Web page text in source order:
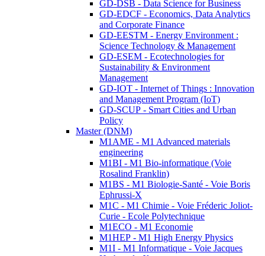
GD-DSB - Data Science for Business
GD-EDCF - Economics, Data Analytics
and Corporate Finance
GD-EESTM - Energy Environment :
Science Technology & Management
GD-ESEM - Ecotechnologies for
Sustainability & Environment
Management
GD-IOT - Internet of Things : Innovation
and Management Program (IoT)
GD-SCUP - Smart Cities and Urban
Policy
Master (DNM)
M1AME - M1 Advanced materials
engineering
M1BI - M1 Bio-informatique (Voie
Rosalind Franklin)
M1BS - M1 Biologie-Santé - Voie Boris
Ephrussi-X
M1C - M1 Chimie - Voie Fréderic Joliot-
Curie - Ecole Polytechnique
M1ECO - M1 Economie
M1HEP - M1 High Energy Physics
M1I - M1 Informatique - Voie Jacques